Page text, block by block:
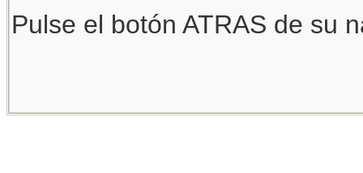
Pulse el botón ATRAS de su